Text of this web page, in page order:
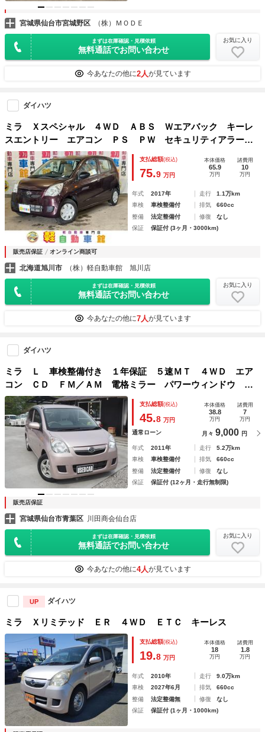
宮城県仙台市宮城野区 （株）ＭＯＤＥ
まずは在庫確認・見積依頼
無料通話でお問い合わせ
お気に入り
今あなたの他に2人が見ています
ダイハツ
ミラ Ｘスペシャル ４ＷＤ ＡＢＳ Ｗエアバック キーレ
スエントリー エアコン ＰＳ ＰＷ セキュリティアラー
ム 禁煙車両
支払総額(税込)
75.9 万円
本体価格
65.9
万円
諸費用
10
万円
年式 2017年 走行
1.1万km
車検
車検整備付 排気
660cc
整備
法定整備付 修復
なし
保証
保証付 (3ヶ月・3000km)
販売店保証 オンライン商談可
北海道旭川市 （株）軽自動車館 旭川店
まずは在庫確認・見積依頼
無料通話でお問い合わせ
お気に入り
今あなたの他に7人が見ています
ダイハツ
ミラ Ｌ 車検整備付き １年保証 ５速ＭＴ ４ＷＤ エア
コン ＣＤ ＦＭ／ＡＭ 電格ミラー パワーウィンドウ パ
ワーステアリング
支払総額(税込)
45.8 万円
本体価格
38.8
万円
諸費用
7
万円
通常ローン 月々 9,000 円
年式 2011年 走行
5.2万km
車検
車検整備付 排気
660cc
整備
法定整備付 修復
なし
保証
保証付 (12ヶ月・走行無制限)
販売店保証
宮城県仙台市青葉区 川田商会仙台店
まずは在庫確認・見積依頼
無料通話でお問い合わせ
お気に入り
今あなたの他に4人が見ています
UP ダイハツ
ミラ Ｘリミテッド ＥＲ ４ＷＤ ＥＴＣ キーレス
支払総額(税込)
19.8 万円
本体価格
18
万円
諸費用
1.8
万円
年式 2010年 走行
9.0万km
車検
2027年6月 排気
660cc
整備
法定整備無 修復
なし
保証
保証付 (1ヶ月・1000km)